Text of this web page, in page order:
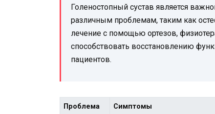
Голеностопный сустав является
различным проблемам, таким как
лечение с помощью ортезов,
способствовать восстановлению
пациентов.
Проблема Симптомы